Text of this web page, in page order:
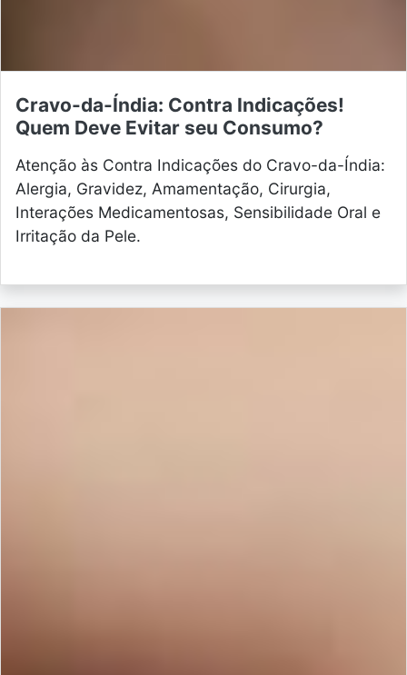
Cravo-da-Índia: Contra Indicações!
Quem Deve Evitar seu Consumo?
Atenção às Contra Indicações do Cravo-da-Índia:
Alergia, Gravidez, Amamentação, Cirurgia,
Interações Medicamentosas, Sensibilidade Oral e
Irritação da Pele.